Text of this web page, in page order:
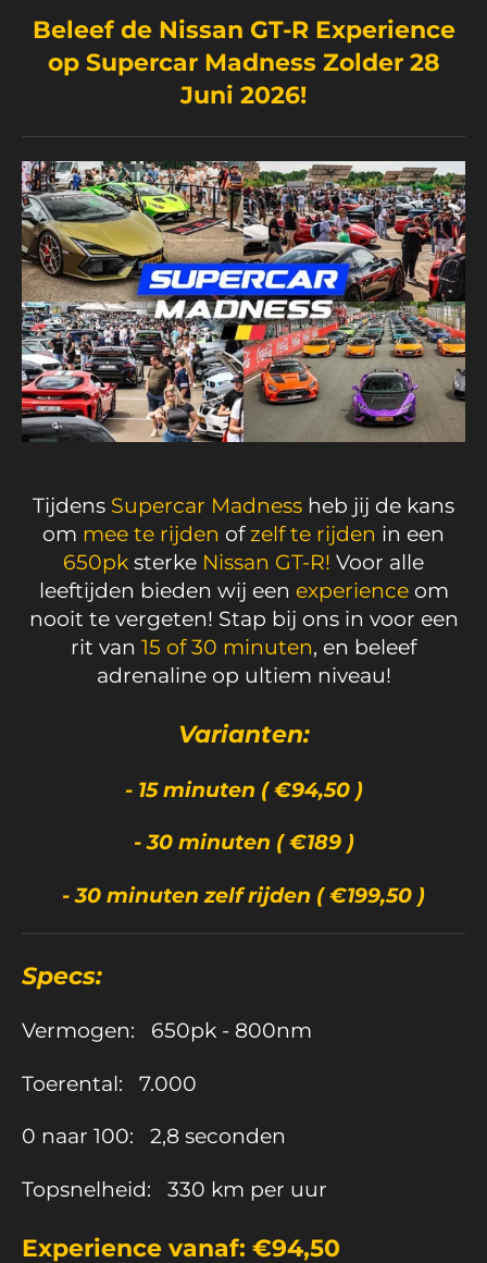
Beleef de Nissan GT-R Experience
op Supercar Madness Zolder 28
Juni 2026!
Tijdens Supercar Madness heb jij de kans
om mee te rijden of zelf te rijden in een
650pk sterke Nissan GT-R! Voor alle
leeftijden bieden wij een experience om
nooit te vergeten! Stap bij ons in voor een
rit van 15 of 30 minuten, en beleef
adrenaline op ultiem niveau!
Varianten:
- 15 minuten ( €94,50 )
- 30 minuten ( €189 )
- 30 minuten zelf rijden ( €199,50 )
Specs:
Vermogen: 650pk - 800nm
Toerental: 7.000
0 naar 100: 2,8 seconden
Topsnelheid: 330 km per uur
Experience vanaf: €94,50